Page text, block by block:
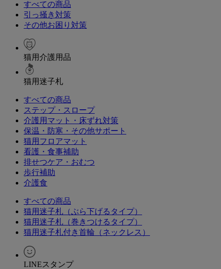
すべての商品
引っ掻き対策
その他お困り対策
猫用介護用品
猫用迷子札
すべての商品
ステップ・スロープ
介護用マット・床ずれ対策
保温・防寒・その他サポート
猫用フロアマット
看護・食事補助
排せつケア・おむつ
歩行補助
介護食
すべての商品
猫用迷子札（ぶら下げるタイプ）
猫用迷子札（巻きつけるタイプ）
猫用迷子札付き首輪（ネックレス）
LINEスタンプ